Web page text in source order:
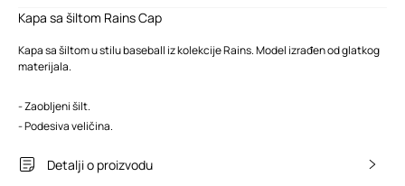
Kapa sa šiltom Rains Cap
Kapa sa šiltom u stilu baseball iz kolekcije Rains. Model izrađen od glatkog
materijala.
- Zaobljeni šilt.
- Podesiva veličina.
Detalji o proizvodu